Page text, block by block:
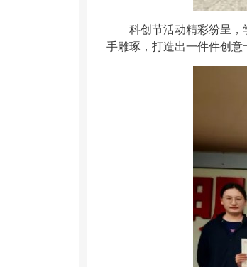
科创节活动精彩纷呈，
手雕琢，打造出一件件创意